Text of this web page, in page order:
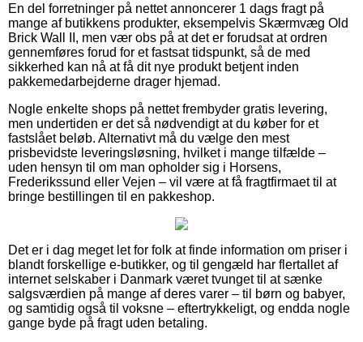
En del forretninger på nettet annoncerer 1 dags fragt på
mange af butikkens produkter, eksempelvis Skærmvæg Old
Brick Wall II, men vær obs på at det er forudsat at ordren
gennemføres forud for et fastsat tidspunkt, så de med
sikkerhed kan nå at få dit nye produkt betjent inden
pakkemedarbejderne drager hjemad.
Nogle enkelte shops på nettet frembyder gratis levering,
men undertiden er det så nødvendigt at du køber for et
fastslået beløb. Alternativt må du vælge den mest
prisbevidste leveringsløsning, hvilket i mange tilfælde –
uden hensyn til om man opholder sig i Horsens,
Frederikssund eller Vejen – vil være at få fragtfirmaet til at
bringe bestillingen til en pakkeshop.
Det er i dag meget let for folk at finde information om priser i
blandt forskellige e-butikker, og til gengæld har flertallet af
internet selskaber i Danmark været tvunget til at sænke
salgsværdien på mange af deres varer – til børn og babyer,
og samtidig også til voksne – eftertrykkeligt, og endda nogle
gange byde på fragt uden betaling.